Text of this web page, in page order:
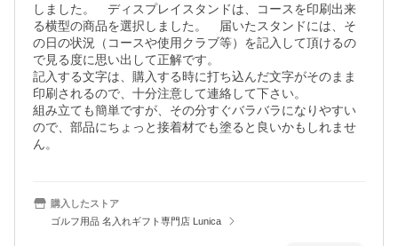
しました。　ディスプレイスタンドは、コースを印刷出来
る横型の商品を選択しました。　届いたスタンドには、そ
の日の状況（コースや使用クラブ等）を記入して頂けるの
で見る度に思い出して正解です。
記入する文字は、購入する時に打ち込んだ文字がそのまま
印刷されるので、十分注意して連絡して下さい。
組み立ても簡単ですが、その分すぐバラバラになりやすい
ので、部品にちょっと接着材でも塗ると良いかもしれませ
ん。
購入したストア
ゴルフ用品 名入れギフト専門店 Lunica